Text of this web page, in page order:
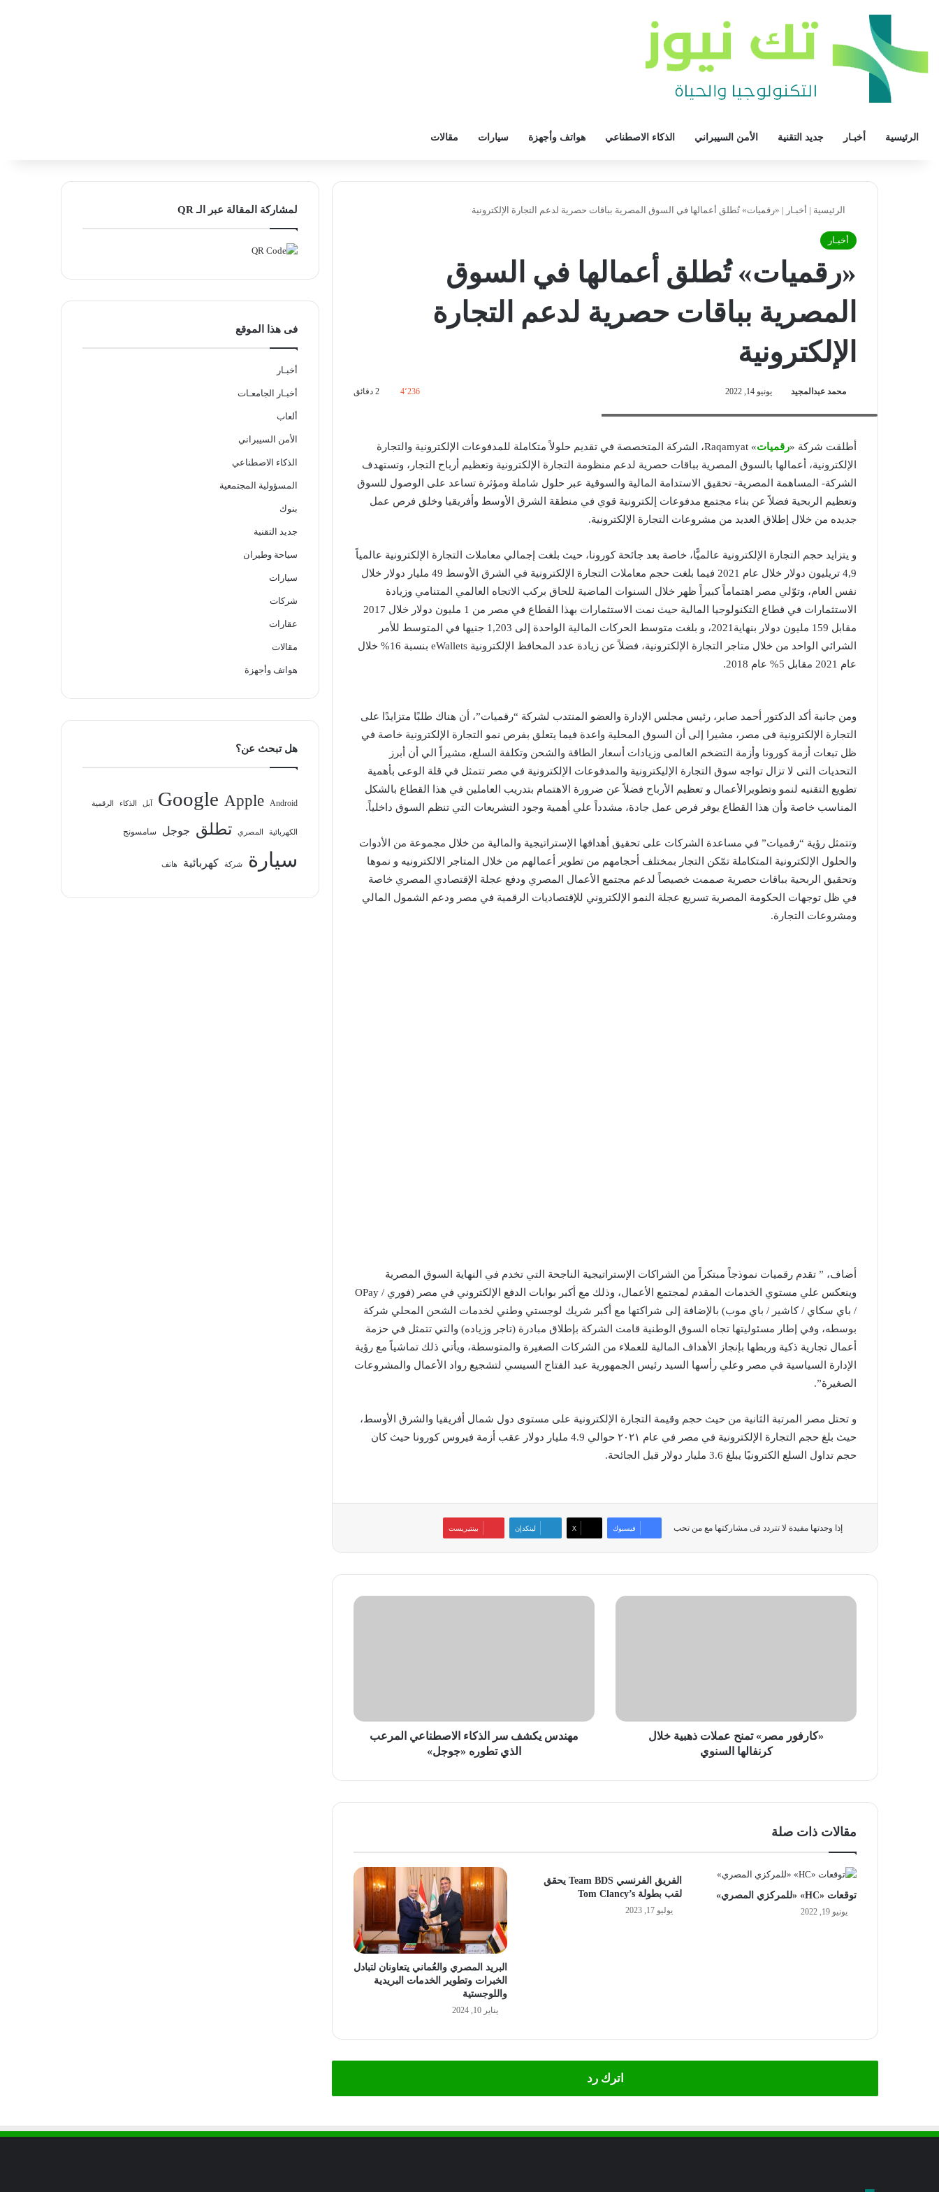
الرئيسية أخبـار جديد التقنية الأمن السيبراني الذكاء الاصطناعي هواتف وأجهزة سيارات مقالات
الرئيسية | أخبـار | «رقميات» تُطلق أعمالها في السوق المصرية بباقات حصرية لدعم التجارة الإلكترونية
أخبـار
«رقميات» تُطلق أعمالها في السوق
المصرية بباقات حصرية لدعم التجارة
الإلكترونية
محمد عبدالمجيد يونيو 14, 2022 4٬236
أطلقت شركة «رقميات
» Raqamyat، الشركة المتخصصة في تقديم حلولاً متكاملة للمدفوعات الإلكترونية والتجارة
الإلكترونية، أعمالها بالسوق المصرية بباقات حصرية لدعم منظومة التجارة الإلكترونية وتعظيم أرباح التجار، وتستهدف
الشركة- المساهمة المصرية- تحقيق الاستدامة المالية والسوقية عبر حلول شاملة ومؤثرة تساعد على الوصول للسوق
وتعظيم الربحية فضلاً عن بناء مجتمع مدفوعات إلكترونية قوي في منطقة الشرق الأوسط وأفريقيا وخلق فرص عمل
جديده من خلال إطلاق العديد من مشروعات التجارة الإلكترونية.
و يتزايد حجم التجارة الإلكترونية عالميًّا، خاصة بعد جائحة كورونا، حيث بلغت إجمالي معاملات التجارة الإلكترونية عالمياً
4,9 تريليون دولار خلال عام 2021 فيما بلغت حجم معاملات التجارة الإلكترونية في الشرق الأوسط 49 مليار دولار خلال
نفس العام، وتوّلي مصر اهتماماً كبيراً ظهر خلال السنوات الماضية للحاق بركب الاتجاه العالمي المتنامي وزيادة
الاستثمارات في قطاع التكنولوجيا المالية حيث نمت الاستثمارات بهذا القطاع في مصر من 1 مليون دولار خلال 2017
مقابل 159 مليون دولار بنهاية2021، و بلغت متوسط الحركات المالية الواحدة إلى 1,203 جنيها في المتوسط للأمر
الشرائي الواحد من خلال متاجر التجارة الإلكترونية، فضلاً عن زيادة عدد المحافظ الإلكترونية eWallets بنسبة 16% خلال
عام 2021 مقابل 5% عام 2018.
ومن جانبة أكد الدكتور أحمد صابر، رئيس مجلس الإدارة والعضو المنتدب لشركة “رقميات”، أن هناك طلبًا متزايدًا على
التجارة الإلكترونية فى مصر، مشيرا إلى أن السوق المحلية واعدة فيما يتعلق بفرص نمو التجارة الإلكترونية خاصة في
ظل تبعات أزمة كورونا وأزمة التضخم العالمى وزيادات أسعار الطاقة والشحن وتكلفة السلع، مشيراً الي أن أبرز
التحديات التى لا تزال تواجه سوق التجارة الإليكترونية والمدفوعات الإلكترونية في مصر تتمثل في قلة الوعى بأهمية
تطويع التقنيه لنمو وتطويرالأعمال و تعظيم الأرباح فضلاً عن ضرورة الاهتمام بتدريب العاملين في هذا القطاع بالشكل
المناسب خاصة وأن هذا القطاع يوفر فرص عمل جادة، مشدداً علي أهمية وجود التشريعات التي تنظم السوق داخلياً.
وتتمثل رؤية “رقميات” في مساعدة الشركات على تحقيق أهدافها الإستراتيجية والمالية من خلال مجموعة من الأدوات
والحلول الإلكترونية المتكاملة تمّكن التجار بمختلف أحجامهم من تطوير أعمالهم من خلال المتاجر الالكترونيه و نموها
وتحقيق الربحية بباقات حصرية صممت خصيصاً لدعم مجتمع الأعمال المصري ودفع عجلة الإقتصادي المصري خاصة
في ظل توجهات الحكومة المصرية تسريع عجلة النمو الإلكتروني للإقتصاديات الرقمية في مصر ودعم الشمول المالي
ومشروعات التجارة.
أضاف، ” تقدم رقميات نموذجاً مبتكراً من الشراكات الإستراتيجية الناجحة التي تخدم في النهاية السوق المصرية
وينعكس علي مستوي الخدمات المقدم لمجتمع الأعمال، وذلك مع أكبر بوابات الدفع الإلكتروني في مصر (فوري / OPay
/ باي سكاي / كاشير / باي موب) بالإضافة إلى شراكتها مع أكبر شريك لوجستي وطني لخدمات الشحن المحلي شركة
بوسطه، وفي إطار مسئوليتها تجاه السوق الوطنية قامت الشركة بإطلاق مبادرة (تاجر وزياده) والتي تتمثل في حزمة
أعمال تجارية ذكية وربطها بإنجاز الأهداف المالية للعملاء من الشركات الصغيرة والمتوسطة، ويأتي ذلك تماشياً مع رؤية
الإدارة السياسية في مصر وعلي رأسها السيد رئيس الجمهورية عبد الفتاح السيسي لتشجيع رواد الأعمال والمشروعات
الصغيرة”.
و تحتل مصر المرتبة الثانية من حيث حجم وقيمة التجارة الإلكترونية على مستوى دول شمال أفريقيا والشرق الأوسط،
حيث بلغ حجم التجارة الإلكترونية في مصر في عام ٢٠٢١ حوالي 4.9 مليار دولار عقب أزمة فيروس كورونا حيث كان
حجم تداول السلع الكترونيًا يبلغ 3.6 مليار دولار قبل الجائحة.
إذا وجدتها مفيدة لا تتردد فى مشاركتها مع من تحب فيسبوك ‫X لينكدإن بينتيريست
«كارفور
«كارفور مصر» تمنح عملات ذهبية خلال
كرنفالها السنوي
مهندس
«جوجل»
مهندس يكشف سر الذكاء الاصطناعي المرعب
الذي تطوره «جوجل»
مقالات ذات صلة
توقعات «HC» «للمركزي المصري»
يونيو 19, 2022
الفريق الفرنسي Team BDS يحقق
لقب بطولة Tom Clancy’s
يوليو 17, 2023
البريد المصري والعُماني يتعاونان لتبادل
الخبرات وتطوير الخدمات البريدية
واللوجستية
يناير 10, 2024
اترك رد
لمشاركة المقالة عبر الـ QR
فى هذا الموقع
أخبـار
أخبـار الجامعـات
ألعاب
الأمن السيبراني
الذكاء الاصطناعي
المسؤولية المجتمعية
بنوك
جديد التقنية
سياحة وطيران
سيارات
شركات
عقارات
مقالات
هواتف وأجهزة
هل تبحث عن؟
Android
Apple
Google آبل الذكاء الرقمية
الكهربائية المصري تطلق جوجل سامسونج
سيارة شركة كهربائية هاتف